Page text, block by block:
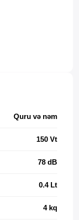
Quru və nəm
150 Vt
78 dB
0.4 Lt
4 kq